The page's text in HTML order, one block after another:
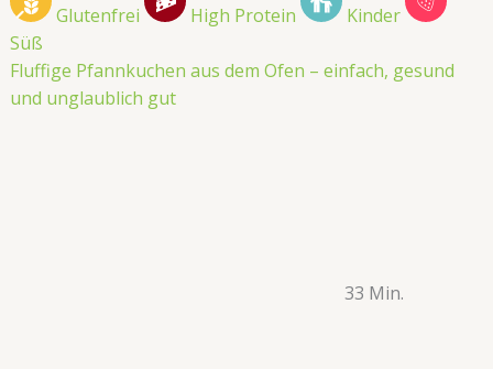
Glutenfrei High Protein
Kinder
Süß
Fluffige Pfannkuchen aus dem Ofen – einfach, gesund
und unglaublich gut
33 Min.